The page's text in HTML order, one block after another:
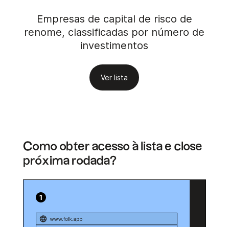
Empresas de capital de risco de
renome, classificadas por número de
investimentos
Ver lista
Como obter acesso à lista e close
próxima rodada?